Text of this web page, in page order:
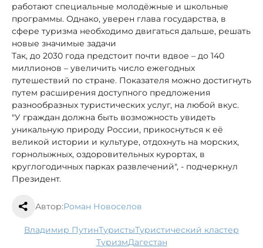
работают специальные молодёжные и школьные
программы. Однако, уверен глава государства, в
сфере туризма необходимо двигаться дальше, решать
новые значимые задачи
Так, до 2030 года предстоит почти вдвое – до 140
миллионов – увеличить число ежегодных
путешествий по стране. Показателя можно достигнуть
путем расширения доступного предложения
разнообразных туристических услуг, на любой вкус.
"У граждан должна быть возможность увидеть
уникальную природу России, прикоснуться к её
великой истории и культуре, отдохнуть на морских,
горнолыжных, оздоровительных курортах, в
круглогодичных парках развлечений", - подчеркнул
Президент.
Автор:Роман Новоселов
Владимир Путин туристы туристический кластер
туризм
Дагестан